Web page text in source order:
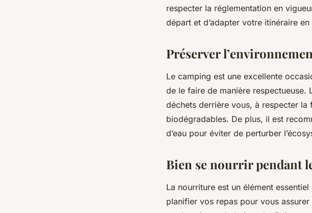
respecter la réglementation en
départ et d’adapter votre itinéraire
Préserver
Le camping est une excellente
de le faire de manière respectueuse.
déchets derrière vous, à respecter
biodégradables. De plus, il est
d’eau pour éviter de perturber
Bien se nourrir pendant
La nourriture est un élément
planifier vos repas pour vous